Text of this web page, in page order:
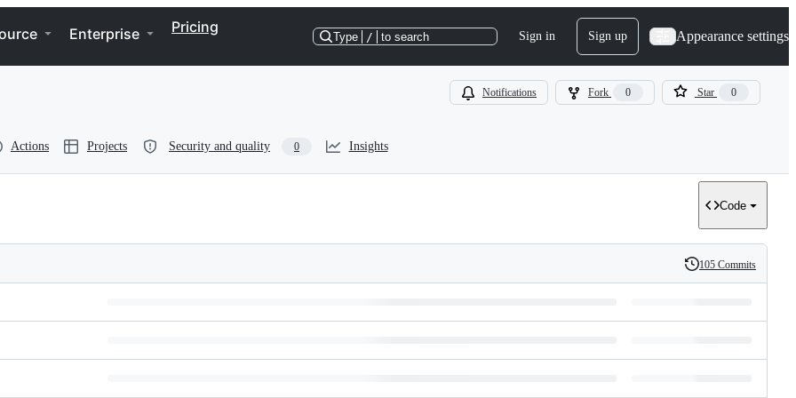
Enterprise Pricing
Type / to search Sign in Sign up Appearance settings
Notifications Fork 0 Star 0
Actions Projects Security and quality 0 Insights
Code
History
105 Commits